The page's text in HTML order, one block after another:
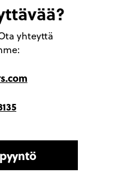
yhteyttä